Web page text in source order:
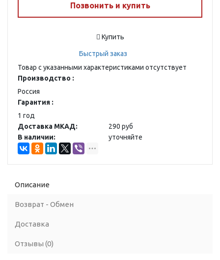
Позвонить и купить
Купить
Быстрый заказ
Товар с указанными характеристиками отсутствует
Производство :
Россия
Гарантия :
1 год
Доставка МКАД:
290 руб
В наличии:
уточняйте
Описание
Возврат - Обмен
Доставка
Отзывы (0)